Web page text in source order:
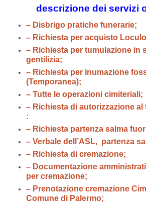
descrizione dei servizi
– Disbrigo pratiche funerarie;
– Richiesta per acquisto
– Richiesta per tumulazione in
gentilizia;
– Richiesta per inumazione
(Temporanea);
– Tutte le operazioni cimiteriali;
– Richiesta di autorizzazione
:
– Richiesta partenza salma
– Verbale dell’ASL, partenza
– Richiesta di cremazione;
– Documentazione
per cremazione;
– Prenotazione cremazione
Comune di Palermo;